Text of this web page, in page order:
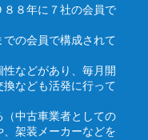
８年に７社の会員で
の会員で構成されて
などがあり、毎月開
なども活発に行って
中古車業者としての
架装メーカーなどを